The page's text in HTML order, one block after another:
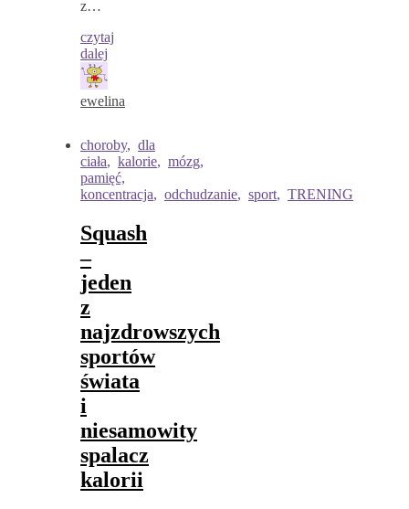
z…
czytaj
dalej
ewelina
choroby, dla
ciała, kalorie, mózg,
pamięć,
koncentracja, odchudzanie, sport, TRENING
Squash
–
jeden
z
najzdrowszych
sportów
świata
i
niesamowity
spalacz
kalorii